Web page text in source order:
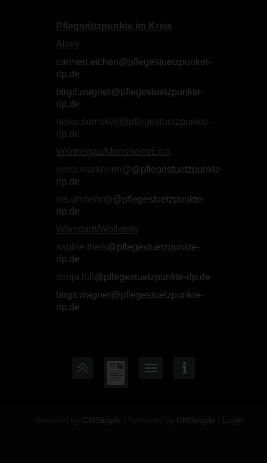
Pflegstützpunkte im Kreis
Alzey
carmen.eichert@pflegestuetzpunket-
rlp.de
birgit.wagner@pflegestuetzpunkte-
rlp.de
heike.selmikeit@pflegestuetzpunkte-
rlp.de
Wonnegau/Monsheim/Eich
irena.markheim@@pflegestuetzpunkte-
rlp.de
iris.umbehr@@pflegestuetzpunkte-
rlp.de
Wörrstadt/Wöllstein
sabine.theis@pflegestuetzpunkte-
rlp.de
sonja.hill @pflegestuetzpunkte-rlp.de
birgit.wagner@pflegestuetzpunkte-
rlp.de
CMSimple CMSimple Login